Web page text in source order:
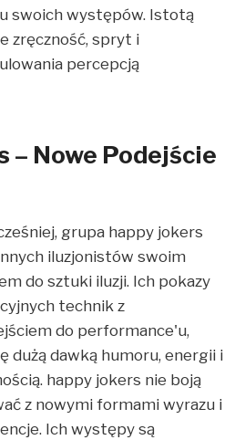
swoich występów. Istotą
zręczność, spryt i
percepcją
– Nowe Podejście
grupa happy jokers
iluzjonistów swoim
do sztuki iluzji. Ich pokazy
technik z
do performance'u,
dużą dawką humoru, energii i
happy jokers nie boją
z nowymi formami wyrazu i
Ich występy są